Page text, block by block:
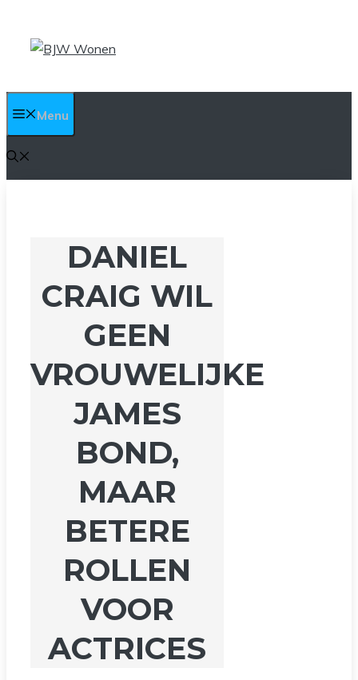
naar
Menu
DANIEL
CRAIG WIL
GEEN
VROUWELIJKE
JAMES
BOND,
MAAR
BETERE
ROLLEN
VOOR
ACTRICES